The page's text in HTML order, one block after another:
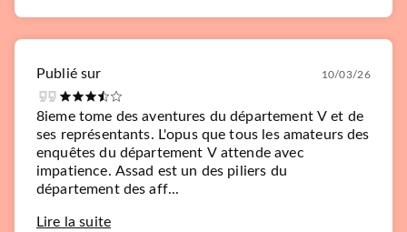
Publié sur 10/03/26
8ieme tome des aventures du département V et de
ses représentants. L'opus que tous les amateurs des
enquêtes du département V attende avec
impatience. Assad est un des piliers du
département des aff...
Lire la suite